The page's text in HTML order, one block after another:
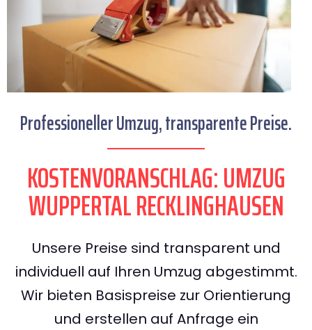
Professioneller Umzug, transparente Preise.
KOSTENVORANSCHLAG: UMZUG
WUPPERTAL RECKLINGHAUSEN
Unsere Preise sind transparent und
individuell auf Ihren Umzug abgestimmt.
Wir bieten Basispreise zur Orientierung
und erstellen auf Anfrage ein